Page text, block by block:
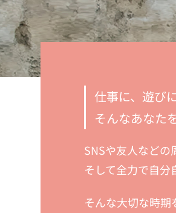
仕事に、遊び
そんなあなた
SNSや友人などの
そして全力で自分
そんな大切な時